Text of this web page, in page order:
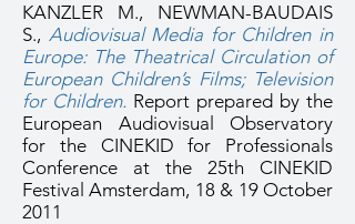
KANZLER M., NEWMAN-BAUDAIS
S., Audiovisual Media for Children in
Europe: The Theatrical Circulation of
European Children’s Films; Television
for Children. Report prepared by the
European Audiovisual Observatory
for the CINEKID for Professionals
Conference at the 25th CINEKID
Festival Amsterdam, 18 & 19 October
2011